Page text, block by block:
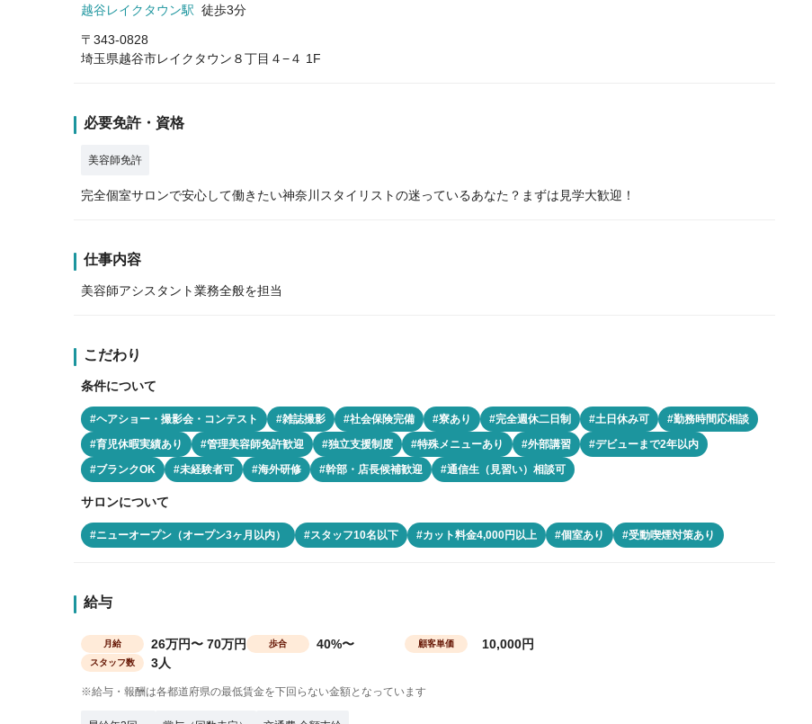
越谷レイクタウン駅 徒歩3分
〒343-0828
埼玉県越谷市レイクタウン８丁目４−４ 1F
必要免許・資格
美容師免許
完全個室サロンで安心して働きたい神奈川スタイリストの迷っているあなた？まずは見学大歓迎！
仕事内容
美容師アシスタント業務全般を担当
こだわり
条件について
#ヘアショー・撮影会・コンテスト #雑誌撮影 #社会保険完備 #寮あり #完全週休二日制 #土日休み可
#勤務時間応相談
#育児休暇実績あり
#管理美容師免許歓迎 #独立支援制度 #特殊メニューあり #外部講習
#デビューまで2年以内
#ブランクOK
#未経験者可 #海外研修 #幹部・店長候補歓迎 #通信生（見習い）相談可
サロンについて
#ニューオープン（オープン3ヶ月以内） #スタッフ10名以下 #カット料金4,000円以上 #個室あり #受動喫煙対策あり
給与
月給 26万円〜 70万円 歩合 40%〜 顧客単価 10,000円
スタッフ数 3人
※給与・報酬は各都道府県の最低賃金を下回らない金額となっています